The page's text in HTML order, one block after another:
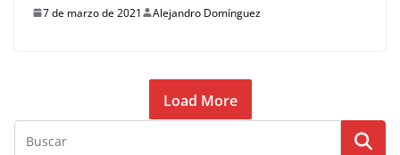
7 de marzo de 2021 Alejandro Domínguez
Load More